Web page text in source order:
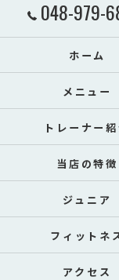
048-979-
ホーム
メニュー
トレーナー
当店の特徴
ジュニア
フィットネ
アクセス